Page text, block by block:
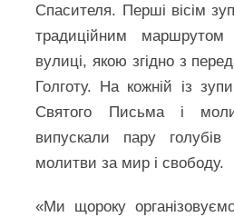
Спасителя. Перші вісім
традиційним
вулиці, якою згідно з
Голготу. На кожній із
Святого Письма і
випускали пару
молитви за мир і свободу.
«Ми щороку